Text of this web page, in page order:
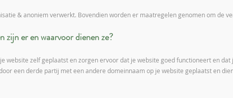
& anoniem verwerkt. Bovendien worden er maatregelen genomen om de
zijn er en waarvoor dienen ze?
website zelf geplaatst en zorgen ervoor dat je website goed functioneert en
een derde partij met een andere domeinnaam op je website geplaatst en